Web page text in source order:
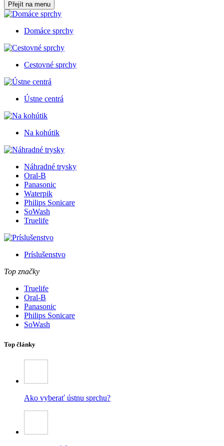
Přejít na menu
Domáce sprchy
Cestovné sprchy
Ústne centrá
Na kohútik
Náhradné trysky
Oral-B
Panasonic
Waterpik
Philips Sonicare
SoWash
Truelife
Príslušenstvo
Top značky
Truelife
Oral-B
Panasonic
Philips Sonicare
SoWash
Top články
Ako vyberať ústnu sprchu?